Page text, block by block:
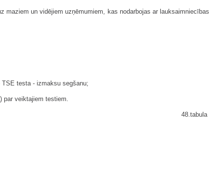
maziem un vidējiem uzņēmumiem, kas nodarbojas ar lauksaimniecības
testa - izmaksu segšanu;
veiktajiem testiem.
48.tabula